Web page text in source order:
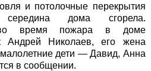
и потолочные перекрытия
дома сгорела.
во время пожара в доме
Андрей Николаев, его жена
дети — Давид, Анна
в сообщении.